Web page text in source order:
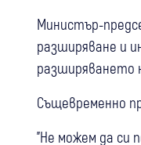
Министър-
разширяване и
разширяването
Същевременно
"Не можем да си